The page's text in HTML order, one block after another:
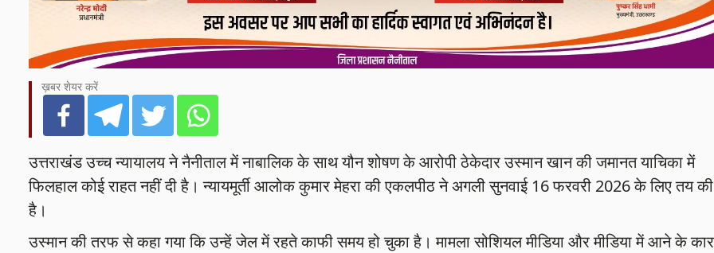
ख़बर शेयर करें
उत्तराखंड उच्च न्यायालय ने नैनीताल में नाबालिक के साथ यौन शोषण के आरोपी ठेकेदार उस्मान खान की जमानत याचिका में
फिलहाल कोई राहत नहीं दी है। न्यायमूर्ती आलोक कुमार मेहरा की एकलपीठ ने अगली सुनवाई 16 फरवरी 2026 के लिए तय की
है।
उस्मान की तरफ से कहा गया कि उन्हें जेल में रहते काफी समय हो चुका है। मामला सोशियल मीडिया और मीडिया में आने के